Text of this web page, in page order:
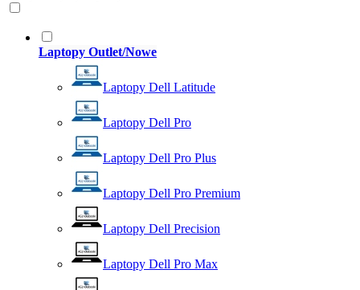
Laptopy Outlet/Nowe
Laptopy Dell Latitude
Laptopy Dell Pro
Laptopy Dell Pro Plus
Laptopy Dell Pro Premium
Laptopy Dell Precision
Laptopy Dell Pro Max